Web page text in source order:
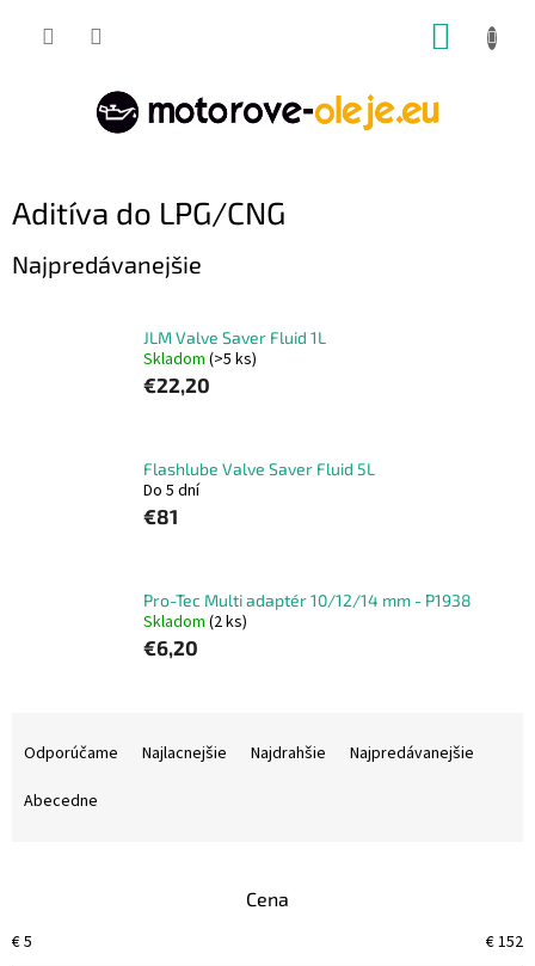
Aditíva do LPG/CNG
Najpredávanejšie
JLM Valve Saver Fluid 1L
Skladom (>5 ks)
€22,20
Flashlube Valve Saver Fluid 5L
Do 5 dní
€81
Pro-Tec Multi adaptér 10/12/14 mm - P1938
Skladom (2 ks)
€6,20
r
Odporúčame Najlacnejšie Najdrahšie
Najpredávanejšie
Abecedne
Cena
€5 €152